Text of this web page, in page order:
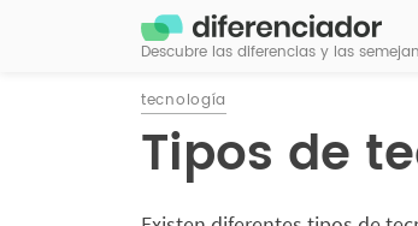
Descubre las diferencias y las
tecnología
Tipos de